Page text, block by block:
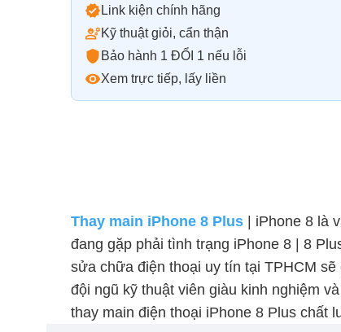
Link kiện chính hãng
Kỹ thuật giỏi, cẩn thận
Bảo hành 1 ĐỔI 1 nếu lỗi
Xem trực tiếp, lấy liền
Thay main iPhone 8 Plus | iPhone 8 là
đang gặp phải tình trạng iPhone 8 | 8
sửa chữa điện thoại uy tín tại TPHCM
đội ngũ kỹ thuật viên giàu kinh nghiệm
thay main điện thoại iPhone 8 Plus chất